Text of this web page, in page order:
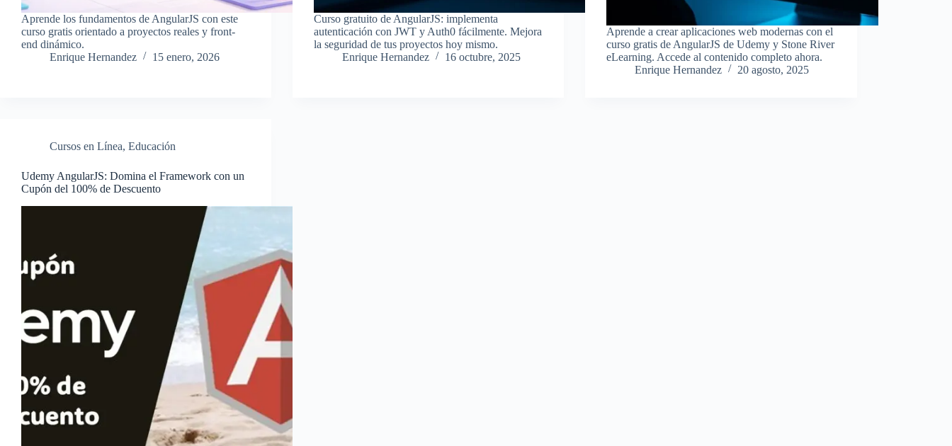
Aprende los fundamentos de AngularJS con este
curso gratis orientado a proyectos reales y front-
end dinámico.
Enrique Hernandez
15 enero, 2026
Curso gratuito de AngularJS: implementa
autenticación con JWT y Auth0 fácilmente. Mejora
la seguridad de tus proyectos hoy mismo.
Enrique Hernandez
16 octubre, 2025
Aprende a crear aplicaciones web modernas con el
curso gratis de AngularJS de Udemy y Stone River
eLearning. Accede al contenido completo ahora.
Enrique Hernandez
20 agosto, 2025
Cursos en Línea, Educación
Udemy AngularJS: Domina el Framework con un
Cupón del 100% de Descuento